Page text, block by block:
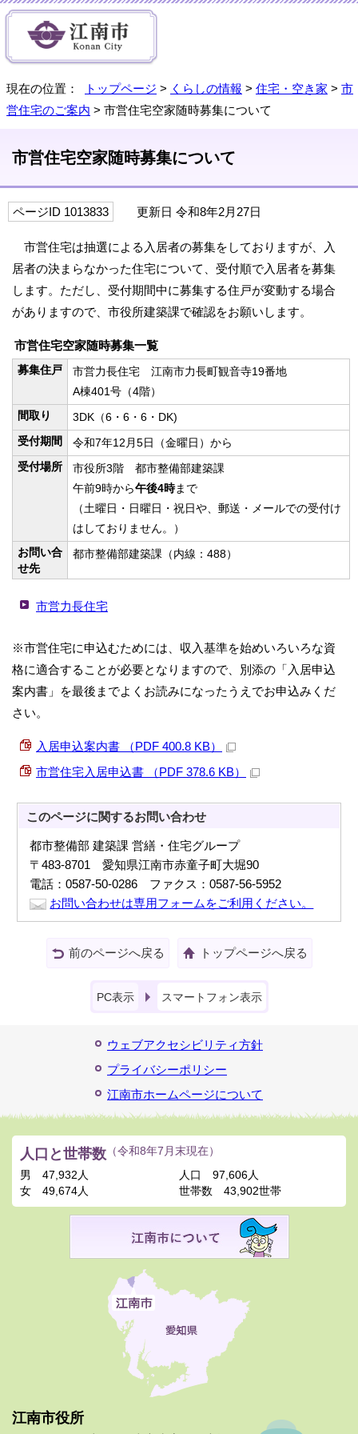
現在の位置： トップページ > くらしの情報 > 住宅・空き家 > 市
営住宅のご案内 > 市営住宅空家随時募集について
市営住宅空家随時募集について
ページID 1013833 更新日 令和8年2月27日
市営住宅は抽選による入居者の募集をしておりますが、入
居者の決まらなかった住宅について、受付順で入居者を募集
します。ただし、受付期間中に募集する住戸が変動する場合
がありますので、市役所建築課で確認をお願いします。
市営住宅空家随時募集一覧
募集住戸
市営力長住宅 江南市力長町観音寺19番地
A棟401号（4階）
間取り
3DK（6・6・6・DK)
受付期間
令和7年12月5日（金曜日）から
受付場所
市役所3階 都市整備部建築課
午前9時から午後4時まで
（土曜日・日曜日・祝日や、郵送・メールでの受付け
はしておりません。）
お問い合
せ先
都市整備部建築課（内線：488）
市営力長住宅
※市営住宅に申込むためには、収入基準を始めいろいろな資
格に適合することが必要となりますので、別添の「入居申込
案内書」を最後までよくお読みになったうえでお申込みくだ
さい。
入居申込案内書 （PDF 400.8 KB）
市営住宅入居申込書 （PDF 378.6 KB）
このページに関するお問い合わせ
都市整備部 建築課 営繕・住宅グループ
〒483-8701 愛知県江南市赤童子町大堀90
電話：0587-50-0286 ファクス：0587-56-5952
お問い合わせは専用フォームをご利用ください。
前のページへ戻る トップページへ戻る
PC表示 スマートフォン表示
ウェブアクセシビリティ方針
プライバシーポリシー
江南市ホームページについて
江南市役所
人口と世帯数 （令和8年7月末現在）
男
47,932人
女
49,674人
人口
97,606人
世帯数
43,902世帯